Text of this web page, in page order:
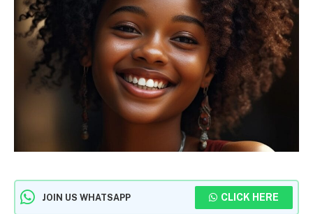
JOIN US WHATSAPP CLICK HERE